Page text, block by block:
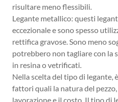
risultare meno flessibili.
Legante metallico: questi
eccezionale e sono spesso
rettifica gravose. Sono meno
potrebbero non tagliare con la
in resina o vetrificati.
Nella scelta del tipo di legante,
fattori quali la natura del
lavorazione e il costo. Il tipo di